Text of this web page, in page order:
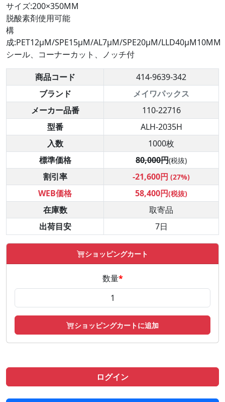
サイズ:200×350MM
脱酸素剤使用可能
構
成:PET12μM/SPE15μM/AL7μM/SPE20μM/LLD40μM10MM
シール、コーナーカット、ノッチ付
商品コード
414-9639-342
ブランド
メイワパックス
メーカー品番
110-22716
型番
ALH-2035H
入数
1000枚
標準価格
80,000円(税抜)
割引率 -21,600円 (27%)
WEB価格 58,400円(税抜)
在庫数
取寄品
出荷目安
7日
ショッピングカート
数量*
ショッピングカートに追加
ログイン